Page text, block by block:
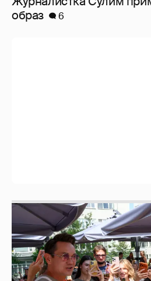
образ
6
Анастасия Гребенкина,
Оксана Русланова и
фестиваля «Баланс
рассматриваем летние